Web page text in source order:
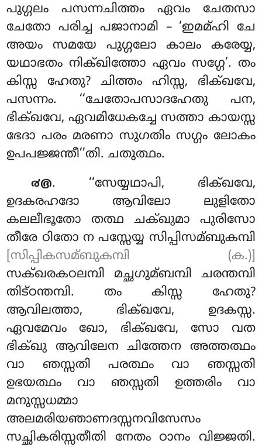
പുഗ്ഗലം പസന്നചിത്തം ഏവം ചേതസാ
ചേതോ പരിച്ച പജാനാമി – ‘ഇമമ്ഹി ചേ
അയം സമയേ പുഗ്ഗലോ കാലം കരേയ്യ,
യഥാഭതം നിക്ഖിത്തോ ഏവം സഗ്ഗേ’. തം
കിസ്സ ഹേതു? ചിത്തം ഹിസ്സ, ഭിക്ഖവേ,
പസന്നം. ‘‘ചേതോപസാദഹേതു പന,
ഭിക്ഖവേ, ഏവമിധേകച്ചേ സത്താ കായസ്സ
ഭേദാ പരം മരണാ സുഗതിം സഗ്ഗം ലോകം
ഉപപജ്ജന്തീ’’തി. ചതുത്ഥം.
൪൫. ‘‘സേയ്യഥാപി, ഭിക്ഖവേ,
ഉദകരഹദോ ആവിലോ ലുളിതോ
കലലീഭൂതോ തത്ഥ ചക്ഖുമാ പുരിസോ
തീരേ ഠിതോ ന പസ്സേയ്യ സിപ്പിസമ്ബുകമ്പി
[സിപ്പികസമ്ബുകമ്പി (ക.)]
സക്ഖരകഠലമ്പി മച്ഛഗുമ്ബമ്പി ചരന്തമ്പി
തിട്ഠന്തമ്പി. തം കിസ്സ ഹേതു?
ആവിലത്താ, ഭിക്ഖവേ, ഉദകസ്സ.
ഏവമേവം ഖോ, ഭിക്ഖവേ, സോ വത
ഭിക്ഖു ആവിലേന ചിത്തേന അത്തത്ഥം
വാ ഞസ്സതി പരത്ഥം വാ ഞസ്സതി
ഉഭയത്ഥം വാ ഞസ്സതി ഉത്തരിം വാ
മനുസ്സധമ്മാ
അലമരിയഞാണദസ്സനവിസേസം
സച്ഛികരിസ്സതീതി നേതം ഠാനം വിജ്ജതി.